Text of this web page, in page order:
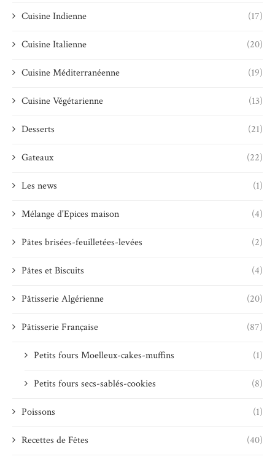
Cuisine Indienne (17)
Cuisine Italienne (20)
Cuisine Méditerranéenne (19)
Cuisine Végétarienne (13)
Desserts (21)
Gateaux (22)
Les news (1)
Mélange d'Epices maison (4)
Pâtes brisées-feuilletées-levées (2)
Pâtes et Biscuits (4)
Pâtisserie Algérienne (20)
Pâtisserie Française (87)
Petits fours Moelleux-cakes-muffins (1)
Petits fours secs-sablés-cookies (8)
Poissons (1)
Recettes de Fêtes (40)